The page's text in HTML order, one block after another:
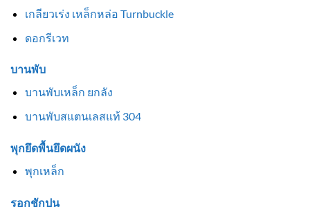
เกลียวเร่ง เหล็กหล่อ Turnbuckle
ดอกรีเวท
บานพับ
บานพับเหล็ก ยกลัง
บานพับสแตนเลสแท้ 304
พุกยึดพื้นยึดผนัง
พุกเหล็ก
รอกชักปูน